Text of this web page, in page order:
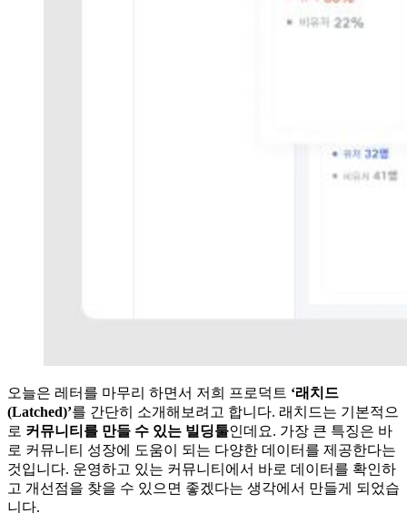
오늘은 레터를 마무리 하면서 저희 프로덕트 ‘래치드
(Latched)’를 간단히 소개해보려고 합니다. 래치드는 기본적으
로 커뮤니티를 만들 수 있는 빌딩툴인데요. 가장 큰 특징은 바
로 커뮤니티 성장에 도움이 되는 다양한 데이터를 제공한다는
것입니다. 운영하고 있는 커뮤니티에서 바로 데이터를 확인하
고 개선점을 찾을 수 있으면 좋겠다는 생각에서 만들게 되었습
니다.